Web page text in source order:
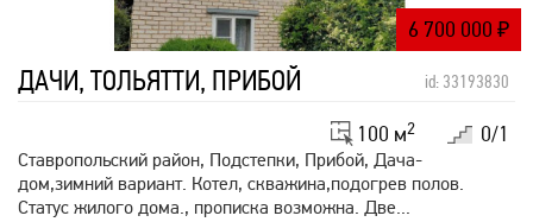
6 700 000 ₽
ДАЧИ, ТОЛЬЯТТИ, ПРИБОЙ id: 33193830
0/1
100 м2
Ставропольский район, Подстепки, Прибой, Дача-
дом,зимний вариант. Котел, скважина,подогрев полов.
Статус жилого дома., прописка возможна. Две...